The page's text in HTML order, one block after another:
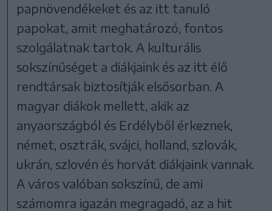
papnövendékeket és az itt tanuló
papokat, amit meghatározó, fontos
szolgálatnak tartok. A kulturális
sokszínűséget a diákjaink és az itt élő
rendtársak biztosítják elsősorban. A
magyar diákok mellett, akik az
anyaországból és Erdélyből érkeznek,
német, osztrák, svájci, holland, szlovák,
ukrán, szlovén és horvát diákjaink vannak.
A város valóban sokszínű, de ami
számomra igazán megragadó, az a hit